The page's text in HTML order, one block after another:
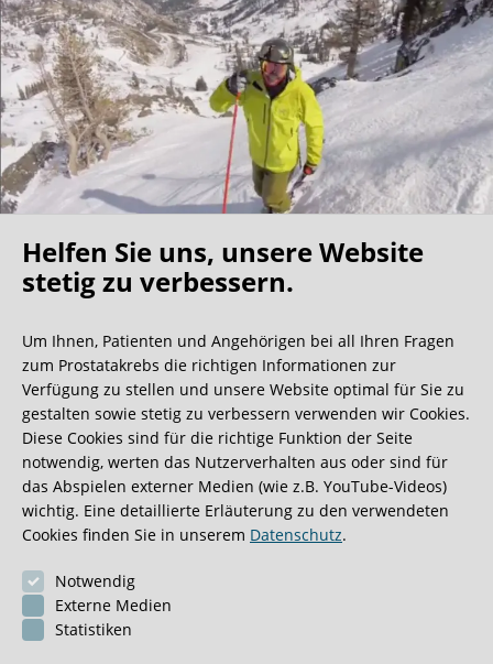
Oh what a ride!
Wir bekommen ja viele tolle Gästebucheinträge,
aber dieser ist doch sehr ungewöhnlich.
0:40 Minuten
Helfen Sie uns, unsere Website
stetig zu verbessern.
Um Ihnen, Patienten und Angehörigen bei all Ihren Fragen
zum Prostatakrebs die richtigen Informationen zur
Verfügung zu stellen und unsere Website optimal für Sie zu
gestalten sowie stetig zu verbessern verwenden wir Cookies.
Diese Cookies sind für die richtige Funktion der Seite
notwendig, werten das Nutzerverhalten aus oder sind für
das Abspielen externer Medien (wie z.B. YouTube-Videos)
wichtig. Eine detaillierte Erläuterung zu den verwendeten
Cookies finden Sie in unserem Datenschutz.
Notwendig
Externe Medien
Statistiken